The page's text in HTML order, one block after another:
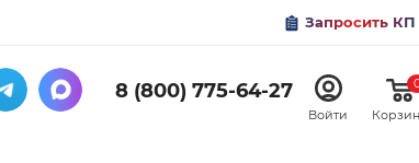
Запросить КП
8 (800) 775-64-27
Войти